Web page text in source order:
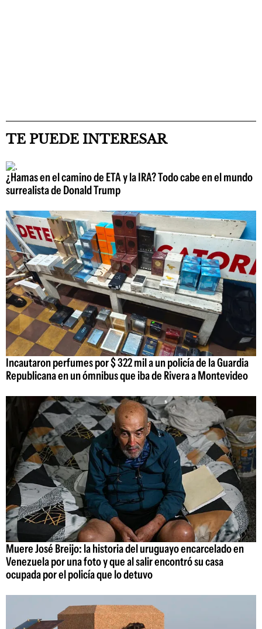
TE PUEDE INTERESAR
¿Hamas en el camino de ETA y la IRA? Todo cabe en el mundo
surrealista de Donald Trump
Incautaron perfumes por $ 322 mil a un policía de la Guardia
Republicana en un ómnibus que iba de Rivera a Montevideo
Muere José Breijo: la historia del uruguayo encarcelado en
Venezuela por una foto y que al salir encontró su casa
ocupada por el policía que lo detuvo